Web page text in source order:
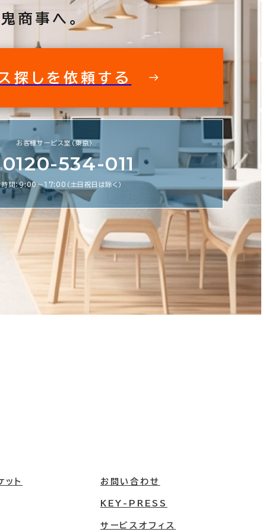
商事へ。
ビルの情報がすぐに欲しい！ そんな
商事へお問い合わせください。 より
り正確に、より良い情報をお届けしま
私
探しを依頼する
お客様サービス室（東京）
0120-534-011
間：9:00〜17:00（土日祝日は除く）
ット お問い合わせ
KEY-PRESS
サービスオフィス